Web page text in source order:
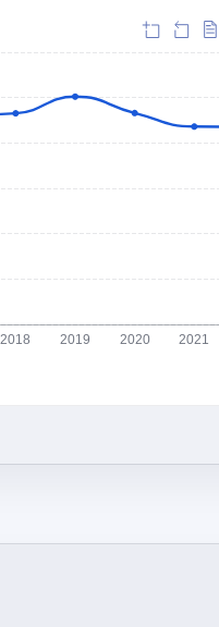
2018 2019 2020 2021